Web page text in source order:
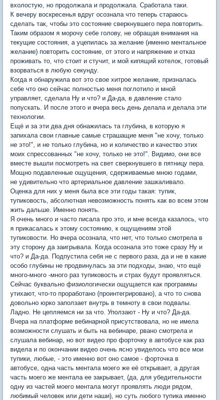
вхолостую, но продолжала и продолжала. Сработала таки.
К вечеру воскресенья вдруг осознала что теперь стараюсь
сделать так, чтобы это состояние сверкнувшего пера повторить.
Таким образом я морочу себе голову, не обращая внимания на
текущие состояния, а уцепилась за желание (именно ментальное
желание) повторить состояние, от этого и напряжение и отказ
проживать то, что стоит и стучит, и мой кипящий котелок, готовый
взорваться в любую секунду.
Когда я обнаружила вот это свое хитрое желание, призналась
себе что оно сейчас полностью меня поглотило и мной
управляет, сделала Ну и что? и Да-да, в давление стало
попускать. И после этого и вчера весь день делала и делала эти
технологии.
Ещё и за эти два дня обнажилась та глубина, в которую я
запихала свои главные самые страшащие меня "не хочу, только
не это!", и не только глубина, но и количество и качество этих
моих спрессованных "не хочу, только не это!". Видимо, они все
вместе вышли посмотреть на свет сверкнувшего в пятницу пера.
Мощно подавленные ощущения, сдерживаемые мною годами,
не удивительно что артериальное давление зашкаливало.
Оценка для них у меня была все эти годы такая: тупик,
тупиковость, абсолютная невозможность понять как во всем этом
жить дальше. Именно понять.
Я очень много и часто писала про это, и мне всегда казалось, что
я прикасалась к этому состоянию, к ощущениям этой
тупиковости. Но вчера осознала, что нет, что только смотрела в
эту сторону да заигрывала. Когда осознала это тоже сразу Ну и
что? и Да-да. Подпустила себя не с первого раза, да и не в какие
особо глубины не продвинулась за эти подходы, знаю, что ещё
много-много -много раз тупиковость и страх будут проявляться.
Сейчас буквально физиологически ощущается как программы
утихают, что-то проработано (проинтегрировано), а что то снова
довольно юрко заползает внутрь в темноту в свои подвалы.
Ладно. Не цепляемся ни за что. Уползают - Ну и что? Да-да.
Вчера на платформе вебинарной присутствовала, но не имела
возможности слушать и быть на вебинаре, рвано смотрела и
слушала вебинар, но вот видео про форточку в автобусе как раз
видела и по окончании видео очень ясно увиделось что все мои
тупики, любые, - это именно вот оно самое - форточка в
автобусе, одна часть ментала моего же её открывает, а другая
часть моего же ментала ее закрывает, (да, для убедительности
одну из частей моего ментала могут проявлять люди рядом,
любимый человек или дети наши), но суть любого тупика именно